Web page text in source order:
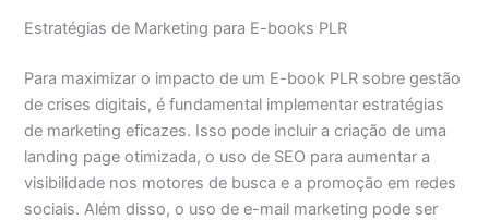
Estratégias de Marketing para E-books PLR
Para maximizar o impacto de um E-book PLR sobre gestão
de crises digitais, é fundamental implementar estratégias
de marketing eficazes. Isso pode incluir a criação de uma
landing page otimizada, o uso de SEO para aumentar a
visibilidade nos motores de busca e a promoção em redes
sociais. Além disso, o uso de e-mail marketing pode ser